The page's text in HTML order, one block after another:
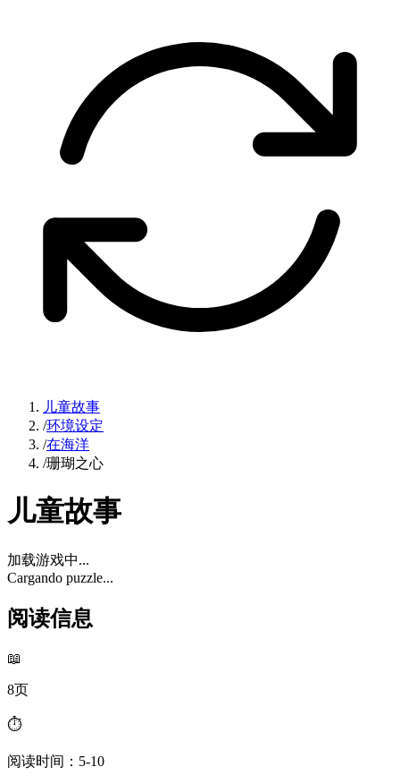
儿童故事
/环境设定
/在海洋
/珊瑚之心
儿童故事
加载游戏中...
Cargando puzzle...
阅读信息
📖
8页
⏱️
阅读时间：5-10